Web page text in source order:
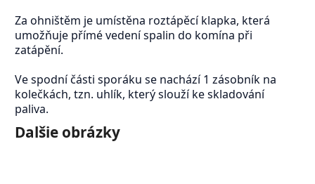
Za ohništěm je umístěna roztápěcí klapka, která
umožňuje přímé vedení spalin do komína při
zatápění.
Ve spodní části sporáku se nachází 1 zásobník na
kolečkách, tzn. uhlík, který slouží ke skladování
paliva.
Dalšie obrázky